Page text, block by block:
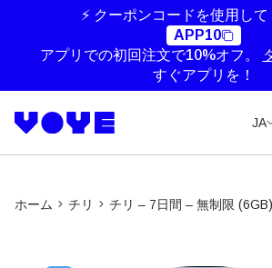
⚡ クーポンコードを使用し
APP10
アプリでの初回注文で10%オフ。
すぐアプリを！
JA
ホーム チリ チリ – 7日間 – 無制限 (6GB)